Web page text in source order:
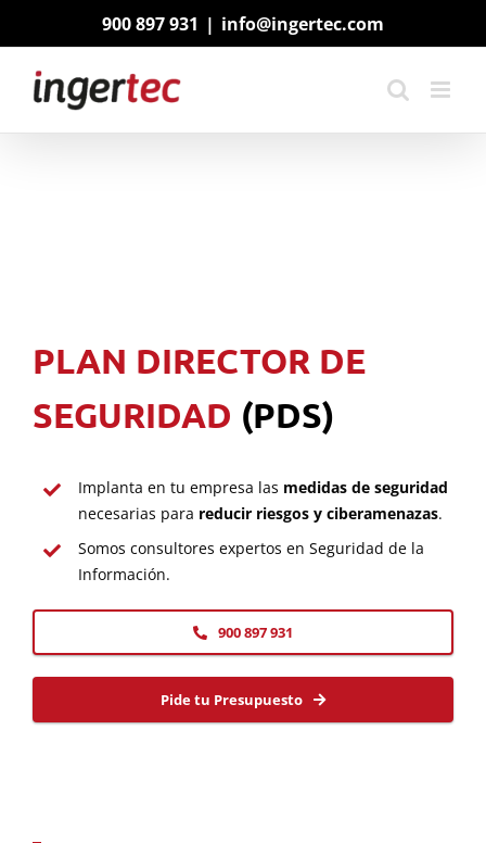
900 897 931 | info@ingertec.com
PLAN DIRECTOR DE
SEGURIDAD (PDS)
Implanta en tu empresa las medidas de seguridad
necesarias para reducir riesgos y ciberamenazas.
Somos consultores expertos en Seguridad de la
Información.
900 897 931
Pide tu Presupuesto